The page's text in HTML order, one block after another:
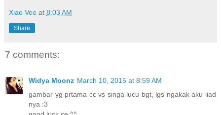
Xiao Vee at 8:03 AM
Share
7 comments:
Widya Moonz March 10, 2015 at 8:59 AM
gambar yg prtama cc vs singa lucu bgt, lgs ngakak aku liad
nya :3